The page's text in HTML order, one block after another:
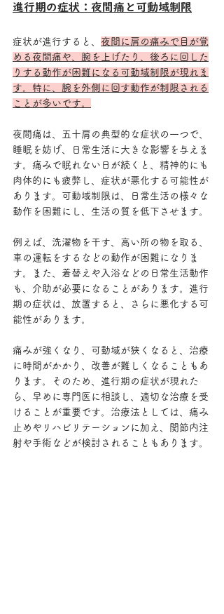
進行期の症状：夜間痛と可動域制限
症状が進行すると、 夜間に肩の痛みで目が覚
める夜間痛や、腕を上げたり、後ろに回した
りする動作が困難になる可動域制限が現れま
す。特に、腕を外側に回す動作が制限される
ことが多いです。
夜間痛は、五十肩の典型的な症状の一つで、
睡眠を妨げ、日常生活に大きな影響を与えま
す。痛みで眠れない日が続くと、精神的にも
肉体的にも疲弊し、症状が悪化する可能性が
あります。可動域制限は、日常生活の様々な
動作を困難にし、生活の質を低下させます。
例えば、洗濯物を干す、高い所の物を取る、
車の運転をするなどの動作が困難になりま
す。また、着替えや入浴などの日常生活動作
も、介助が必要になることがあります。進行
期の症状は、放置すると、さらに悪化する可
能性があります。
痛みが強くなり、可動域が狭くなると、治療
に時間がかかり、改善が難しくなることもあ
ります。そのため、進行期の症状が現れた
ら、早めに専門医に相談し、適切な治療を受
けることが重要です。治療法としては、痛み
止めやリハビリテーションに加え、関節内注
射や手術などが検討されることもあります。